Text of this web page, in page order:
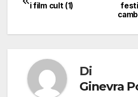
i film cult (1)
Di
Ginevra